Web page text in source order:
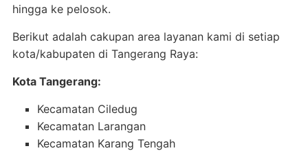
hingga ke pelosok.
Berikut adalah cakupan area layanan kami di setiap
kota/kabupaten di Tangerang Raya:
Kota Tangerang:
Kecamatan Ciledug
Kecamatan Larangan
Kecamatan Karang Tengah